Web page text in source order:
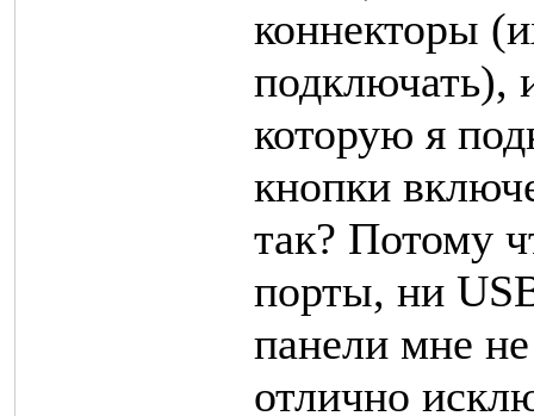
коннекторы
подключать),
которую я
кнопки
так? Потому
порты, ни
панели мне
отлично